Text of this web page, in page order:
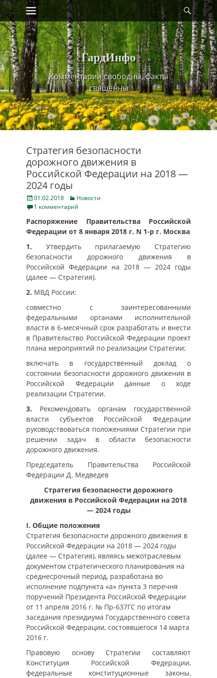
Skip
to
content
Primary Menu
ГардИнфо
Комментарии свободны, факты
священны
Стратегия безопасности
дорожного движения в
Российской Федерации на 2018 —
2024 годы
Posted
on
01.02.2018 Categories
Новости
1 комментарий
Распоряжение Правительства Российской
Федерации от 8 января 2018 г. N 1-р г. Москва
1. Утвердить прилагаемую Стратегию
безопасности дорожного движения в
Российской Федерации на 2018 — 2024 годы
(далее — Стратегия).
2. МВД России:
совместно с заинтересованными
федеральными органами исполнительной
власти в 6-месячный срок разработать и внести
в Правительство Российской Федерации проект
плана мероприятий по реализации Стратегии;
включать в государственный доклад о
состоянии безопасности дорожного движения в
Российской Федерации данные о ходе
реализации Стратегии.
3. Рекомендовать органам государственной
власти субъектов Российской Федерации
руководствоваться положениями Стратегии при
решении задач в области безопасности
дорожного движения.
Председатель Правительства Российской
Федерации Д. Медведев
Стратегия безопасности дорожного
движения в Российской Федерации на 2018
— 2024 годы
I. Общие положения
Стратегия безопасности дорожного движения в
Российской Федерации на 2018 — 2024 годы
(далее — Стратегия), являясь межотраслевым
документом стратегического планирования на
среднесрочный период, разработана во
исполнение подпункта «а» пункта 3 перечня
поручений Президента Российской Федерации
от 11 апреля 2016 г. № Пр-637ГС по итогам
заседания президиума Государственного совета
Российской Федерации, состоявшегося 14 марта
2016 г.
Правовую основу Стратегии составляют
Конституция Российской Федерации,
федеральные конституционные законы,